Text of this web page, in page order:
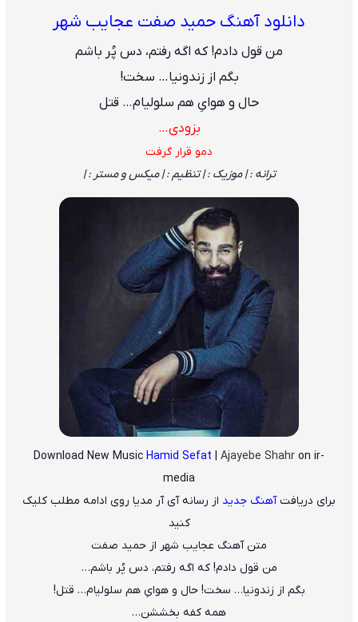
دانلود آهنگ حمید صفت عجایب شهر
من قول دادم! که اگه رفتم، دس پُر باشم
بگم از زندونیا… سخت!
حال و هوایِ هم سلولیام… قتل
بزودی…
دمو قرار گرفت
ترانه : | موزیک : | تنظیم : | میکس و مستر : |
Download New Music Hamid Sefat | Ajayebe Shahr on ir-
media
برای دریافتآهنگ جدید از رسانه آی آر مدیا روی ادامه مطلب کلیک
کنید
متن آهنگ عجایب شهر از حمید صفت
من قول دادم! که اگه رفتم، دس پُر باشم…
بگم از زندونیا… سخت! حال و هوایِ هم سلولیام… قتل!
همه کفه بخششن…